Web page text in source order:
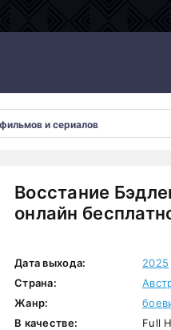
Восстание
онлайн
Дата выхода:
2025
Страна:
Жанр:
В качестве:
Full